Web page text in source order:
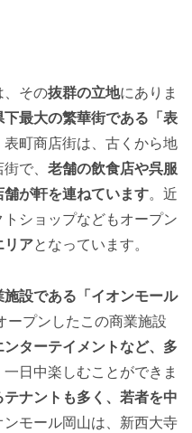
、その抜群の立地にありま
下最大の繁華街である「表
町商店街は、古くから地
で、 老舗の飲食店や呉服
が軒を連ねています。近
ショップなどもオープン
リアとなっています。
施設である「イオンモール
ープンしたこの商業施設
ターテイメントなど、多
一日中楽しむことができま
テナントも多く、若者を中
ンモール岡山は、新西大寺